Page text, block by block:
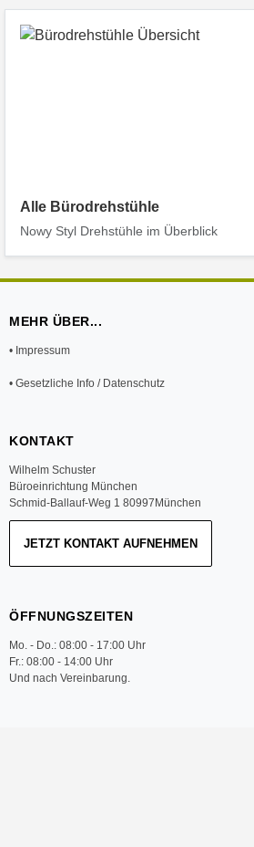
Alle Bürodrehstühle
Nowy Styl Drehstühle im Überblick
MEHR ÜBER...
• Impressum
• Gesetzliche Info / Datenschutz
KONTAKT
Wilhelm Schuster
Büroeinrichtung München
Schmid-Ballauf-Weg 1 80997München
JETZT KONTAKT AUFNEHMEN
ÖFFNUNGSZEITEN
Mo. - Do.: 08:00 - 17:00 Uhr
Fr.: 08:00 - 14:00 Uhr
Und nach Vereinbarung.